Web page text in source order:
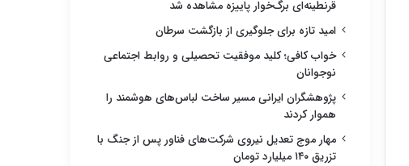
قرنطینه‌ای برگ‌خوار پاییزه مشاهده شد
امید تازه برای جلوگیری از بازگشت سرطان
خواب کافی؛ کلید موفقیت تحصیلی و روابط اجتماعی
نوجوانان
پژوهشگران ایرانی مسیر ساخت لباس‌های هوشمند را
هموار کردند
مهار موج تعدیل نیروی شرکت‌های فناور پس از جنگ با
تزریق ۱۴۰ میلیارد تومان